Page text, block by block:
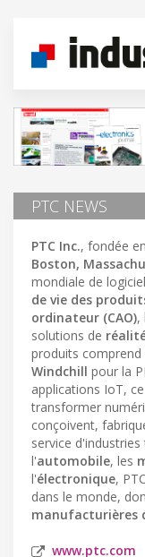
PTC NEWS
PTC Inc., fondée en
Boston,
mondiale de
de vie des
ordinateur (CAO),
solutions de
produits comprend
Windchill pour la
applications IoT,
transformer
conçoivent,
service d'industries
l'automobile, les
l'électronique,
dans le monde,
manufacturières
www.ptc.com